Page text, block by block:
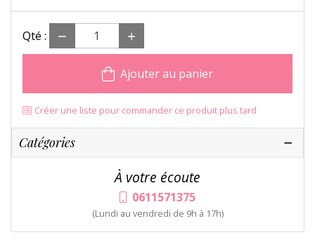
Qté :
Ajouter au panier
Créer une liste pour commander ce produit plus tard
Catégories
À votre écoute
0611571375
(Lundi au vendredi de 9h à 17h)